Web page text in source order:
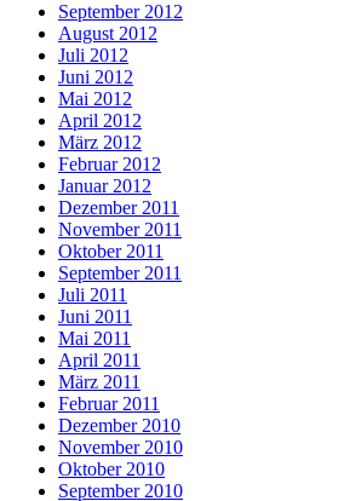
September 2012
August 2012
Juli 2012
Juni 2012
Mai 2012
April 2012
März 2012
Februar 2012
Januar 2012
Dezember 2011
November 2011
Oktober 2011
September 2011
Juli 2011
Juni 2011
Mai 2011
April 2011
März 2011
Februar 2011
Dezember 2010
November 2010
Oktober 2010
September 2010